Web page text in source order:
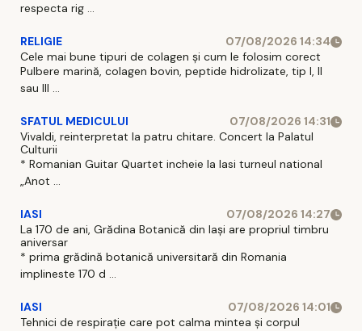
respecta rig ...
RELIGIE
07/08/2026 14:34
Cele mai bune tipuri de colagen și cum le folosim corect
Pulbere marină, colagen bovin, peptide hidrolizate, tip I, II
sau III ...
SFATUL MEDICULUI
07/08/2026 14:31
Vivaldi, reinterpretat la patru chitare. Concert la Palatul
Culturii
* Romanian Guitar Quartet incheie la Iasi turneul national
„Anot ...
IASI
07/08/2026 14:27
La 170 de ani, Grădina Botanică din Iași are propriul timbru
aniversar
* prima grădină botanică universitară din Romania
implineste 170 d ...
IASI
07/08/2026 14:01
Tehnici de respirație care pot calma mintea și corpul